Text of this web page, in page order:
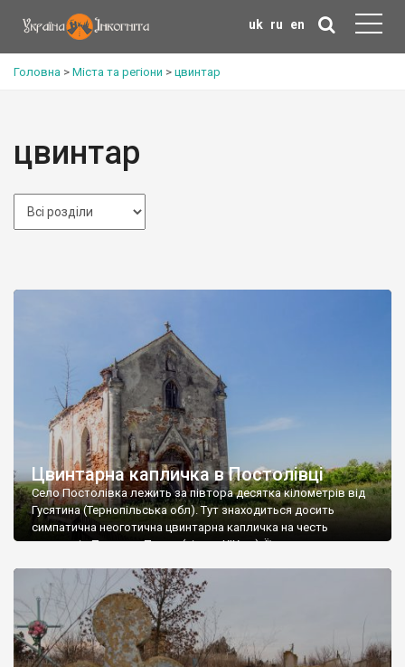
uk ru en
Головна > Міста та регіони > цвинтар
цвинтар
Цвинтарна капличка в Постолівці
Село Постолівка лежить за півтора десятка кілометрів від
Гусятина (Тернопільська обл). Тут знаходиться досить
симпатична неоготична цвинтарна капличка на честь
апостолів Петра та Павла (кінець XIX ст). Її дах давно
сигнатурки, розрісся справжнісінький ліс. Зате вцілів декор
фасаду з обелісками та фігурами апостолів і дуже красиві
різьблені дерев’яні двері. […]